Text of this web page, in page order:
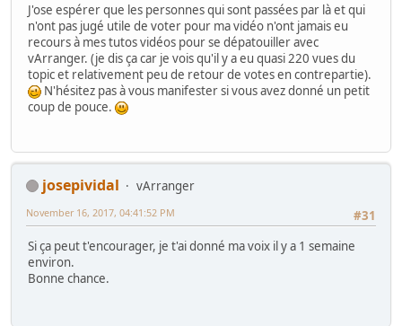
J'ose espérer que les personnes qui sont passées par là et qui
n'ont pas jugé utile de voter pour ma vidéo n'ont jamais eu
recours à mes tutos vidéos pour se dépatouiller avec
vArranger. (je dis ça car je vois qu'il y a eu quasi 220 vues du
topic et relativement peu de retour de votes en contrepartie).
N'hésitez pas à vous manifester si vous avez donné un petit
coup de pouce.
josepividal
vArranger
#31
November 16, 2017, 04:41:52 PM
Si ça peut t'encourager, je t'ai donné ma voix il y a 1 semaine
environ.
Bonne chance.